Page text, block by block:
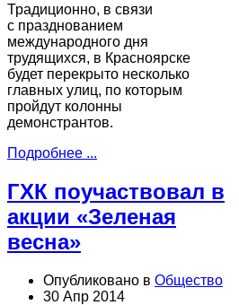
Традиционно, в связи
с празднованием
международного дня
трудящихся, в Красноярске
будет перекрыто несколько
главных улиц, по которым
пройдут колонны
демонстрантов.
Подробнее ...
ГХК поучаствовал в
акции «Зеленая
весна»
Опубликовано в Общество
30 Апр 2014